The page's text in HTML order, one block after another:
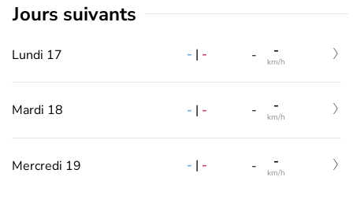
jours suivants
Lundi 17 - | - - -
km/h
Mardi 18 - | - - -
km/h
Mercredi 19 - | - - -
km/h